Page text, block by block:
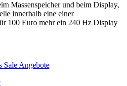
Massenspeicher und beim Display,
innerhalb eine einer
100 Euro mehr ein 240 Hz Display